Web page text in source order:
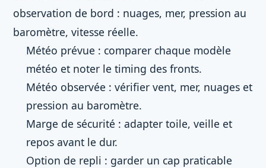
observation de bord : nuages, mer, pression au
baromètre, vitesse réelle.
Météo prévue : comparer chaque modèle
météo et noter le timing des fronts.
Météo observée : vérifier vent, mer, nuages et
pression au baromètre.
Marge de sécurité : adapter toile, veille et
repos avant le dur.
Option de repli : garder un cap praticable